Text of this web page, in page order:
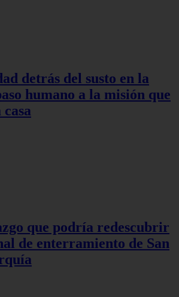
detrás del susto en la
humano a la misión que
que podría redescubrir
de enterramiento de San